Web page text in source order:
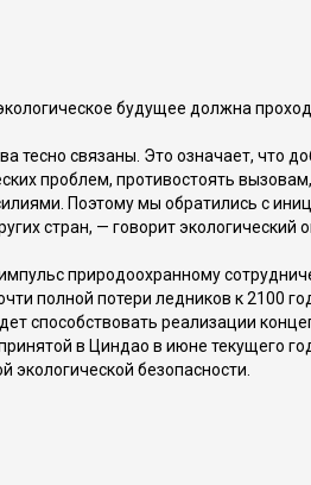
будущее должна
тесно связаны. Это означает, что
проблем, противостоять вызовам,
Поэтому мы обратились с
стран, — говорит экологический
природоохранному
полной потери ледников к 2100
способствовать реализации
в Циндао в июне текущего
экологической безопасности.